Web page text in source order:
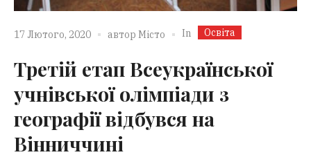
17 Лютого, 2020 автор Місто In Освіта
Третій етап Всеукраїнської
учнівської олімпіади з
географії відбувся на
Вінниччині